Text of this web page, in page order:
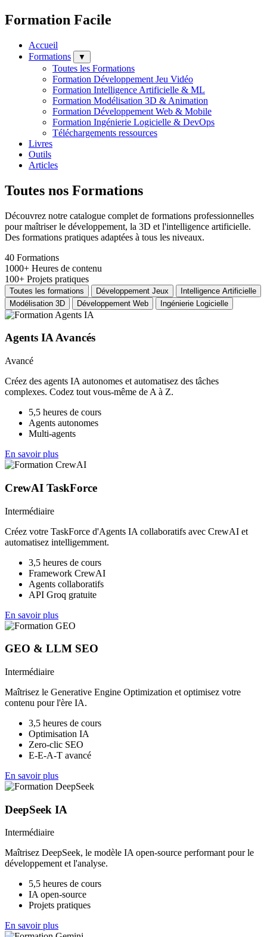
Formation Facile
Accueil
Formations
▼
Toutes les Formations
Formation Développement Jeu Vidéo
Formation Intelligence Artificielle & ML
Formation Modélisation 3D & Animation
Formation Développement Web & Mobile
Formation Ingénierie Logicielle & DevOps
Téléchargements ressources
Livres
Outils
Articles
Toutes nos Formations
Découvrez notre catalogue complet de formations professionnelles
pour maîtriser le développement, la 3D et l'intelligence artificielle.
Des formations pratiques adaptées à tous les niveaux.
40 Formations
1000+ Heures de contenu
100+ Projets pratiques
Toutes les formations Développement Jeux
Intelligence Artificielle
Modélisation 3D
Développement Web Ingénierie Logicielle
Agents IA Avancés
Avancé
Créez des agents IA autonomes et automatisez des tâches
complexes. Codez tout vous-même de A à Z.
5,5 heures de cours
Agents autonomes
Multi-agents
En savoir plus
CrewAI TaskForce
Intermédiaire
Créez votre TaskForce d'Agents IA collaboratifs avec CrewAI et
automatisez intelligemment.
3,5 heures de cours
Framework CrewAI
Agents collaboratifs
API Groq gratuite
En savoir plus
GEO & LLM SEO
Intermédiaire
Maîtrisez le Generative Engine Optimization et optimisez votre
contenu pour l'ère IA.
3,5 heures de cours
Optimisation IA
Zero-clic SEO
E-E-A-T avancé
En savoir plus
DeepSeek IA
Intermédiaire
Maîtrisez DeepSeek, le modèle IA open-source performant pour le
développement et l'analyse.
5,5 heures de cours
IA open-source
Projets pratiques
En savoir plus